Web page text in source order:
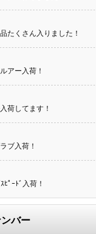
たくさん入りました！
アー入荷！
荷してます！
ブ入荷！
ﾋﾟｰﾄﾞ入荷！
バー